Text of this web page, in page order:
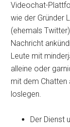
Videochat-
wie der Gründer
(ehemals
Nachricht
Leute mit
alleine oder
mit dem Chatten
loslegen.
Der Dienst